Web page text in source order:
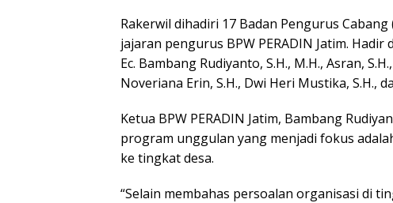
Rakerwil dihadiri 17 Badan Pengurus Cabang
jajaran pengurus BPW PERADIN Jatim. Hadir
Ec. Bambang Rudiyanto, S.H., M.H., Asran,
Noveriana Erin, S.H., Dwi Heri Mustika, S.H.,
Ketua BPW PERADIN Jatim, Bambang
program unggulan yang menjadi fokus
ke tingkat desa.
“Selain membahas persoalan organisasi di